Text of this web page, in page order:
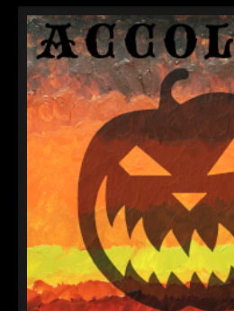
GOTHIP PODCAST
► Rattenfänger
► Dia De Los Muertos
Oberer Totpunkt
► Alltag macht tot
Oberer Totpunkt
► Die Krieger
Oberer Totpunkt
► Imperator
Oberer Totpunkt
► Maschinenherz
Oberer Totpunkt